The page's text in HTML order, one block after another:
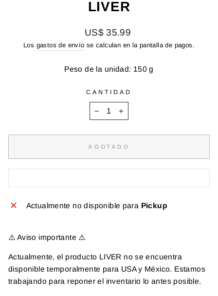
LIVER
Precio
habitual
US$ 35.99
Los gastos de envío se calculan en la pantalla de pagos.
Peso de la unidad: 150 g
CANTIDAD
AGOTADO
Actualmente no disponible para Pickup
⚠️ Aviso importante ⚠️
Actualmente, el producto LIVER no se encuentra
disponible temporalmente para USA y México. Estamos
trabajando para reponer el inventario lo antes posible.